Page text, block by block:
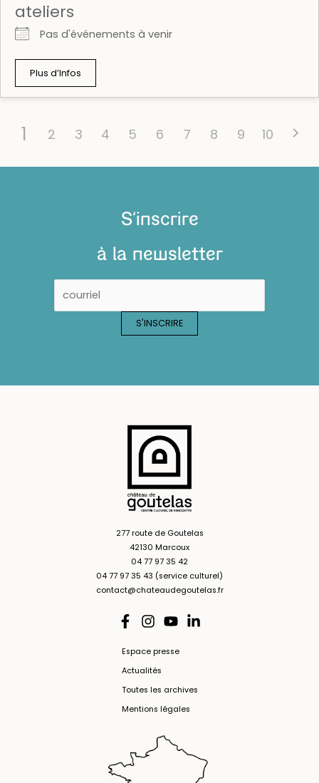
ateliers
Pas d'événements à venir
Plus d’Infos
1 2 3 4 5 6 7 8 9 10
S'inscrire
à la newsletter
277 route de Goutelas
42130 Marcoux
04 77 97 35 42
04 77 97 35 43 (service culturel)
contact@chateaudegoutelas.fr
Espace presse
Actualités
Toutes les archives
Mentions légales